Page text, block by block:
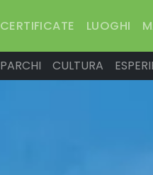
CERTIFICATE LUOGHI
PARCHI CULTURA